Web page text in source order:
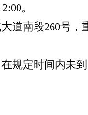
。
道南段260号，
规定时间内未